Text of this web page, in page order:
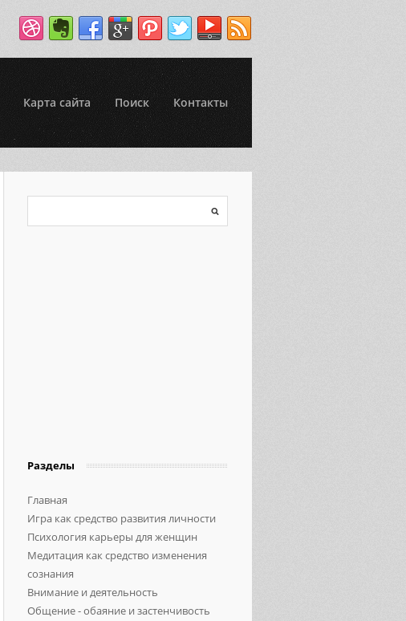
Карта сайта Поиск Контакты
Разделы
Главная
Игра как средство развития личности
Психология карьеры для женщин
Медитация как средство изменения
сознания
Внимание и деятельность
Общение - обаяние и застенчивость